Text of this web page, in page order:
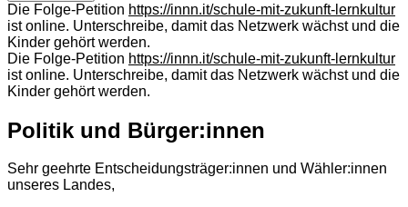
Die Folge-Petition https://innn.it/schule-mit-zukunft-lernkultur
ist online. Unterschreibe, damit das Netzwerk wächst und die
Kinder gehört werden.
Die Folge-Petition https://innn.it/schule-mit-zukunft-lernkultur
ist online. Unterschreibe, damit das Netzwerk wächst und die
Kinder gehört werden.
Politik und Bürger:innen
Sehr geehrte Entscheidungsträger:innen und Wähler:innen
unseres Landes,